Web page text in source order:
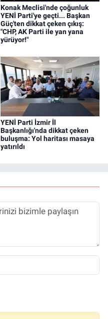
Konak Meclisi'nde çoğunluk
YENİ Parti'ye geçti... Başkan
Güç'ten dikkat çeken çıkış:
"CHP, AK Parti ile yan yana
yürüyor!"
YENİ Parti İzmir İl
Başkanlığı'nda dikkat çeken
buluşma: Yol haritası masaya
yatırıldı